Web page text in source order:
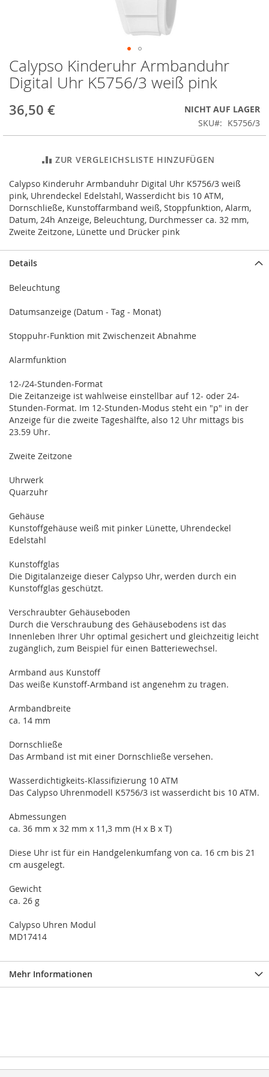
Zum
Anfang
der
springen
Calypso Kinderuhr Armbanduhr
Digital Uhr K5756/3 weiß pink
36,50 €
NICHT AUF LAGER
SKU
K5756/3
ZUR VERGLEICHSLISTE HINZUFÜGEN
Calypso Kinderuhr Armbanduhr Digital Uhr K5756/3 weiß
pink, Uhrendeckel Edelstahl, Wasserdicht bis 10 ATM,
Dornschließe, Kunstoffarmband weiß, Stoppfunktion, Alarm,
Datum, 24h Anzeige, Beleuchtung, Durchmesser ca. 32 mm,
Zweite Zeitzone, Lünette und Drücker pink
Details
Beleuchtung
Datumsanzeige (Datum - Tag - Monat)
Stoppuhr-Funktion mit Zwischenzeit Abnahme
Alarmfunktion
12-/24-Stunden-Format
Die Zeitanzeige ist wahlweise einstellbar auf 12- oder 24-
Stunden-Format. Im 12-Stunden-Modus steht ein "p" in der
Anzeige für die zweite Tageshälfte, also 12 Uhr mittags bis
23.59 Uhr.
Zweite Zeitzone
Uhrwerk
Quarzuhr
Gehäuse
Kunstoffgehäuse weiß mit pinker Lünette, Uhrendeckel
Edelstahl
Kunstoffglas
Die Digitalanzeige dieser Calypso Uhr, werden durch ein
Kunstoffglas geschützt.
Verschraubter Gehäuseboden
Durch die Verschraubung des Gehäusebodens ist das
Innenleben Ihrer Uhr optimal gesichert und gleichzeitig leicht
zugänglich, zum Beispiel für einen Batteriewechsel.
Armband aus Kunstoff
Das weiße Kunstoff-Armband ist angenehm zu tragen.
Armbandbreite
ca. 14 mm
Dornschließe
Das Armband ist mit einer Dornschließe versehen.
Wasserdichtigkeits-Klassifizierung 10 ATM
Das Calypso Uhrenmodell K5756/3 ist wasserdicht bis 10 ATM.
Abmessungen
ca. 36 mm x 32 mm x 11,3 mm (H x B x T)
Diese Uhr ist für ein Handgelenkumfang von ca. 16 cm bis 21
cm ausgelegt.
Gewicht
ca. 26 g
Calypso Uhren Modul
MD17414
Mehr Informationen